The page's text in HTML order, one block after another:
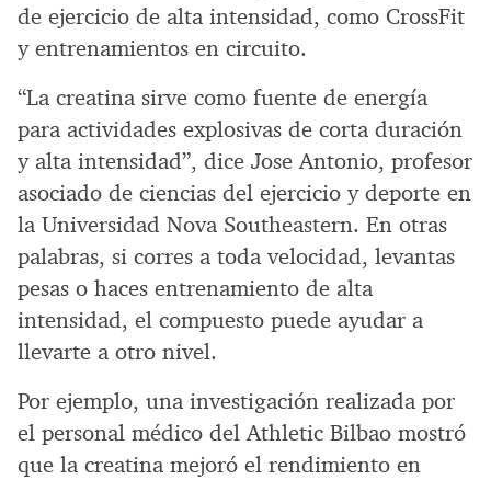
de ejercicio de alta intensidad, como CrossFit
y entrenamientos en circuito.
“La creatina sirve como fuente de energía
para actividades explosivas de corta duración
y alta intensidad”, dice Jose Antonio, profesor
asociado de ciencias del ejercicio y deporte en
la Universidad Nova Southeastern. En otras
palabras, si corres a toda velocidad, levantas
pesas o haces entrenamiento de alta
intensidad, el compuesto puede ayudar a
llevarte a otro nivel.
Por ejemplo, una investigación realizada por
el personal médico del Athletic Bilbao mostró
que la creatina mejoró el rendimiento en